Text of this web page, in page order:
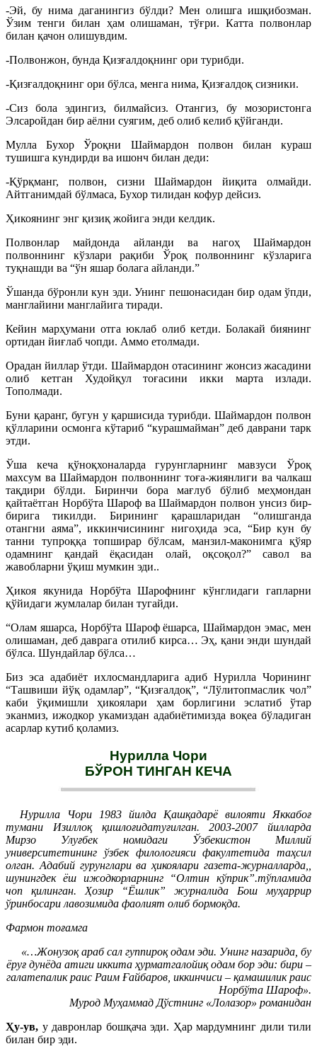
-Эй, бу нима даганингиз бўлди? Мен олишга ишқибозман.
Ўзим тенги билан ҳам олишаман, тўғри. Катта полвонлар
билан қачон олишувдим.
-Полвонжон, бунда Қизғалдоқнинг ори турибди.
-Қизғалдоқнинг ори бўлса, менга нима, Қизғалдоқ сизники.
-Сиз бола эдингиз, билмайсиз. Отангиз, бу мозористонга
Элсаройдан бир аёлни суягим, деб олиб келиб қўйганди.
Мулла Бухор Ўроқни Шаймардон полвон билан кураш
тушишга кундирди ва ишонч билан деди:
-Қўрқманг, полвон, сизни Шаймардон йиқита олмайди.
Айтганимдай бўлмаса, Бухор тилидан кофур дейсиз.
Ҳикоянинг энг қизиқ жойига энди келдик.
Полвонлар майдонда айланди ва нагоҳ Шаймардон
полвоннинг кўзлари рақиби Ўроқ полвоннинг кўзларига
туқнашди ва “ўн яшар болага айланди.”
Ўшанда бўронли кун эди. Унинг пешонасидан бир одам ўпди,
манглайини манглайига тиради.
Кейин марҳумани отга юклаб олиб кетди. Болакай биянинг
ортидан йиғлаб чопди. Аммо етолмади.
Орадан йиллар ўтди. Шаймардон отасининг жонсиз жасадини
олиб кетган Худойқул тоғасини икки марта излади.
Тополмади.
Буни қаранг, бугун у қаршисида турибди. Шаймардон полвон
қўлларини осмонга кўтариб “курашмайман” деб даврани тарк
этди.
Ўша кеча қўноқхоналарда гурунгларнинг мавзуси Ўроқ
махсум ва Шаймардон полвоннинг тоға-жиянлиги ва чалкаш
тақдири бўлди. Биринчи бора мағлуб бўлиб меҳмондан
қайтаётган Норбўта Шароф ва Шаймардон полвон унсиз бир-
бирига тикилди. Бирининг қарашларидан “олишганда
отангни аяма”, иккинчисининг нигоҳида эса, “Бир кун бу
танни тупроққа топширар бўлсам, манзил-маконимга қўяр
одамнинг қандай ёқасидан олай, оқсоқол?” савол ва
жавобларни ўқиш мумкин эди..
Ҳикоя якунида Норбўта Шарофнинг кўнглидаги гапларни
қўйидаги жумлалар билан тугайди.
“Олам яшарса, Норбўта Шароф ёшарса, Шаймардон эмас, мен
олишаман, деб даврага отилиб кирса… Эҳ, қани энди шундай
бўлса. Шундайлар бўлса…
Биз эса адабиёт ихлосмандларига адиб Нурилла Чорининг
“Ташвиши йўқ одамлар”, “Қизғалдоқ”, “Лўлитопмаслик чол”
каби ўқимишли ҳикоялари ҳам борлигини эслатиб ўтар
эканмиз, ижодкор укамиздан адабиётимизда воқеа бўладиган
асарлар кутиб қоламиз.
Нурилла Чори
БЎРОН ТИНГАН КЕЧА
Нурилла Чори 1983 йилда Қашқадарё вилояти Яккабоғ
тумани Изиллоқ қишлоғидатуғилган. 2003-2007 йилларда
Мирзо Улуғбек номидаги Ўзбекистон Миллий
университетининг ўзбек филологияси факултетида таҳсил
олган. Адабий гурунглари ва ҳикоялари газета-журналларда,,
шунингдек ёш ижодкорларнинг “Олтин кўприк”.тўпламида
чоп қилинган. Ҳозир “Ёшлик” журналида Бош муҳаррир
ўринбосари лавозимида фаолият олиб бормоқда.
Фармон тоғамга
«…Жонузоқ араб сал гуппироқ одам эди. Унинг назарида, бу
ёруғ дунёда атиги иккита ҳурматгалойиқ одам бор эди: бири –
галатепалик раис Раим Ғайбаров, иккинчиси – қамашилик раис
Норбўта Шароф».
Мурод Муҳаммад Дўстнинг «Лолазор» романидан
Ҳу-ув, у давронлар бошқача эди. Ҳар мардумнинг дили тили
билан бир эди.